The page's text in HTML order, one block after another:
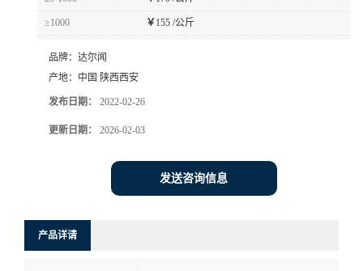
式
≥1000 ￥ 155 /公斤
品牌： 达尔闻
产地： 中国 陕西西安
发布日期： 2022-02-26
更新日期： 2026-02-03
发送咨询信息
产品详请